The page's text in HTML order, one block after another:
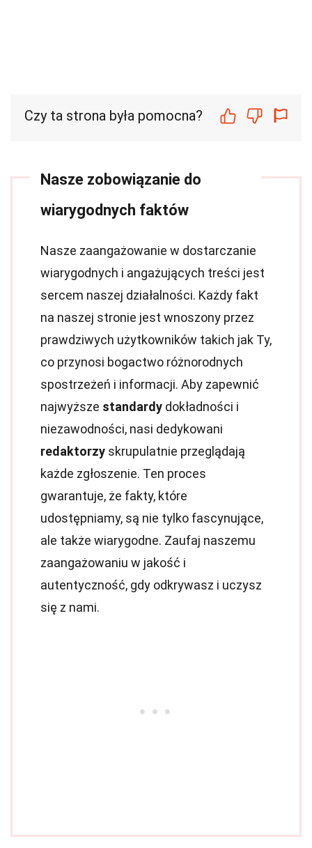
Czy ta strona była pomocna?
Nasze zobowiązanie do
wiarygodnych faktów
Nasze zaangażowanie w dostarczanie
wiarygodnych i angażujących treści jest
sercem naszej działalności. Każdy fakt
na naszej stronie jest wnoszony przez
prawdziwych użytkowników takich jak Ty,
co przynosi bogactwo różnorodnych
spostrzeżeń i informacji. Aby zapewnić
najwyższe standardy dokładności i
niezawodności, nasi dedykowani
redaktorzy skrupulatnie przeglądają
każde zgłoszenie. Ten proces
gwarantuje, że fakty, które
udostępniamy, są nie tylko fascynujące,
ale także wiarygodne. Zaufaj naszemu
zaangażowaniu w jakość i
autentyczność, gdy odkrywasz i uczysz
się z nami.